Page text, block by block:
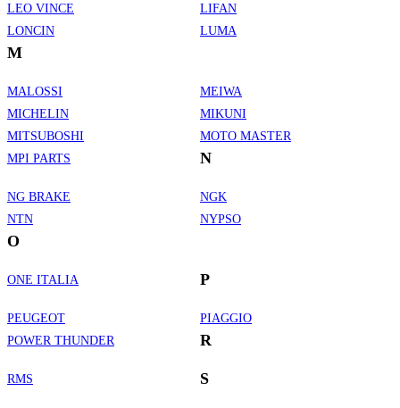
LEO VINCE
LIFAN
LONCIN
LUMA
M
MALOSSI
MEIWA
MICHELIN
MIKUNI
MITSUBOSHI
MOTO MASTER
MPI PARTS
N
NG BRAKE
NGK
NTN
NYPSO
O
ONE ITALIA P
PEUGEOT
PIAGGIO
POWER THUNDER
R
RMS S